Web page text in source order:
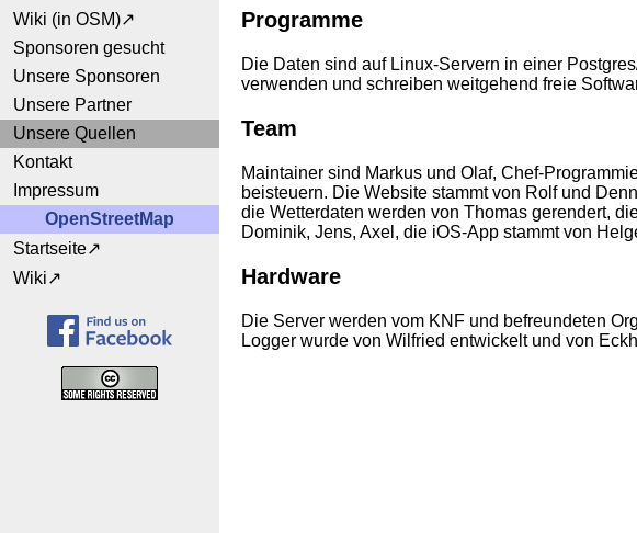
Wiki (in OSM)
Sponsoren gesucht
Unsere Sponsoren
Unsere Partner
Unsere Quellen
Kontakt
Impressum
OpenStreetMap
Startseite
Wiki
Programme
Die Daten sind auf Linux-Servern in einer
verwenden und schreiben weitgehend freie
Team
Maintainer sind Markus und Olaf, Chef-
beisteuern. Die Website stammt von Rolf und
die Wetterdaten werden von Thomas gerendert,
Dominik, Jens, Axel, die iOS-App stammt von
Hardware
Die Server werden vom KNF und befreundeten
Logger wurde von Wilfried entwickelt und von